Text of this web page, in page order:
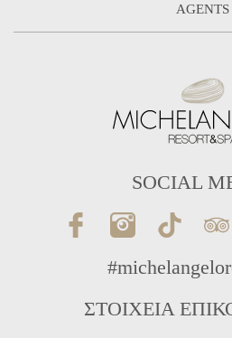
AGENTS
SOCIAL
ΣΤΟΙΧΕΙΑ